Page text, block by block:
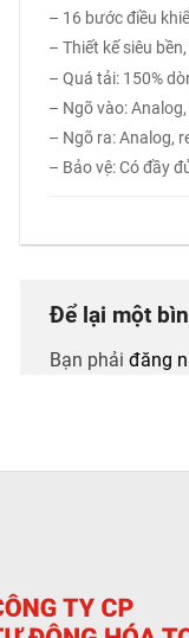
– 16 bước điều
– Thiết kế siêu
– Quá tải: 150%
– Ngõ vào: Analog,
– Ngõ ra: Analog,
– Bảo vệ: Có đầy
Để lại một
Bạn phải đăng